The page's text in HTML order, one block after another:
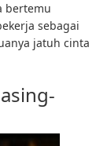
bertemu
sebagai
jatuh cinta